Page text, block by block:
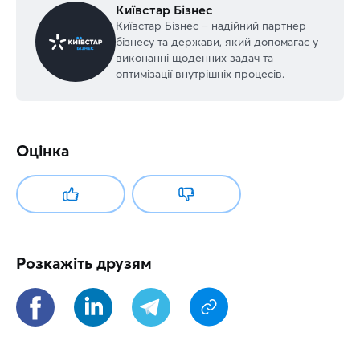
Київстар Бізнес
Київстар Бізнес – надійний партнер
бізнесу та держави, який допомагає у
виконанні щоденних задач та
оптимізації внутрішніх процесів.
Оцінка
Розкажіть друзям